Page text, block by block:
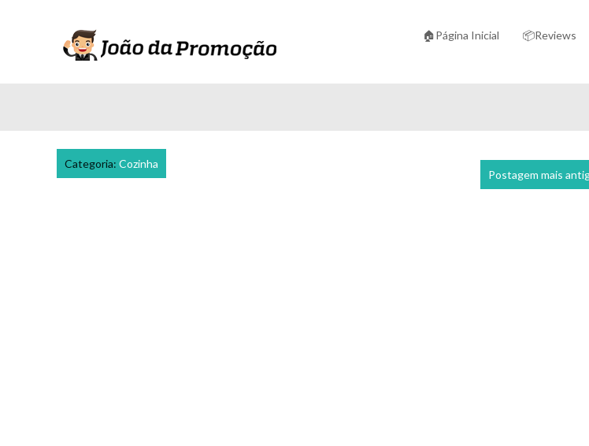
🏠Página Inicial 📦Reviews
Categoria: Cozinha
Postagem mais